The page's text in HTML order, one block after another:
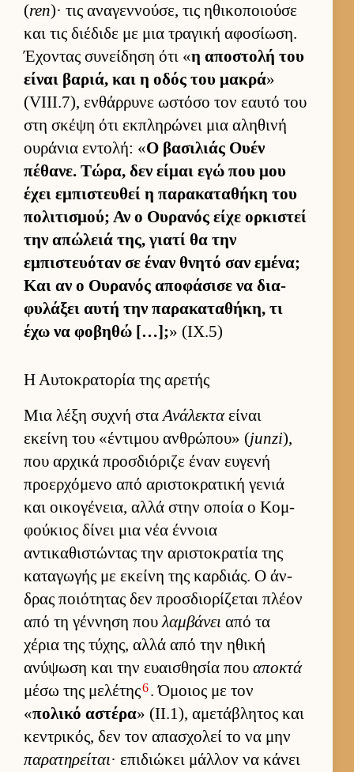
(ren)· τις αναγεν­νού­σε, τις ηθικοποιούσε
και τις διέδιδε με μια τραγική αφοσίωση.
Έχοντας συνεί­δηση ότι «η αποστολή του
εί­ναι βαριά, και η οδός του μακρά»
(VIII.7), εν­θάρ­ρυνε ωστόσο τον εαυτό του
στη σκέψη ότι εκ­πληρώνει μια αληθινή
ου­ράνια εντολή: «Ο βασιλιάς Ουέν
πέθανε. Τώρα, δεν εί­μαι εγώ που μου
έχει εμπιστευ­θεί η παρακαταθήκη του
πολιτισμού; Αν ο Ου­ρανός είχε ορ­κιστεί
την απώλειά της, γιατί θα την
εμπιστευόταν σε έναν θνητό σαν εμένα;
Και αν ο Ου­ρανός αποφάσισε να δια­
φυλάξει αυτή την παρακαταθήκη, τι
έχω να φοβηθώ […];» (IX.5)
Η Αυτοκρατορία της αρετής
Μια λέξη συχνή σταΑνάλεκταεί­ναι
εκείνη του «έντιμου αν­θρώπου» (junzi),
που αρ­χικά προσ­διόριζε έναν ευ­γενή
προερ­χόμενο από αριστοκρατική γενιά
και οι­κογένεια, αλλά στην οποία ο Κομ­
φού­κιος δίνει μια νέα έν­νοια
αντικαθιστώντας την αριστοκρατία της
καταγωγής με εκείνη της καρ­διάς. Ο άν­
δρας ποιότητας δεν προσ­διο­ρίζεται πλέον
από τη γέν­νηση πουλαμβάνει από τα
χέρια της τύχης, αλλά από την ηθική
ανύψωση και την ευαι­σθησία που αποκτά
μέσω της μελέτης6. Όμοιος με τον
«πολικό αστέρα» (II.1), αμετάβλητος και
κεντρικός, δεν τον απασχολεί το να μην
παρατηρείται· επιδιώκει μάλ­λον να κάνει